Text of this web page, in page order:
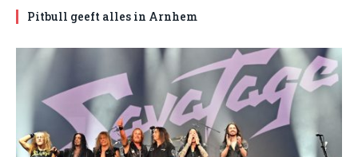
Pitbull geeft alles in Arnhem